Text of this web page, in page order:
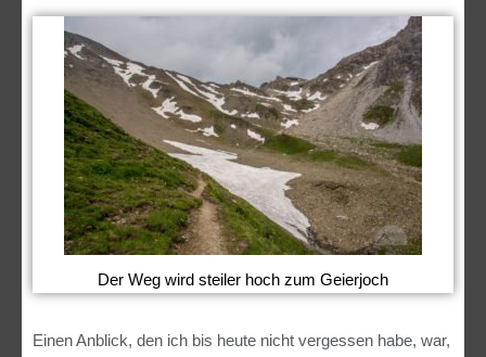
Der Weg wird steiler hoch zum Geierjoch
Einen Anblick, den ich bis heute nicht vergessen habe, war,